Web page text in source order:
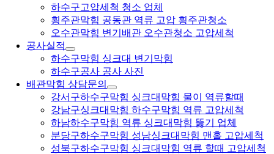
하수구고압세척 청소 업체
횡주관막힘 공동관 역류 고압 횡주관청소
오수관막힘 변기배관 오수관청소 고압세척
공사실적
하수구막힘 싱크대 변기막힘
하수구공사 공사 사진
배관막힘 상담문의
강서구하수구막힘 싱크대막힘 물이 역류할때
강남구싱크대막힘 하수구막힘 역류 고압세척
하남하수구막힘 역류 싱크대막힘 뚫기 업체
분당구하수구막힘 성남싱크대막힘 맨홀 고압세척
성북구하수구막힘 싱크대막힘 역류 할때 고압세척